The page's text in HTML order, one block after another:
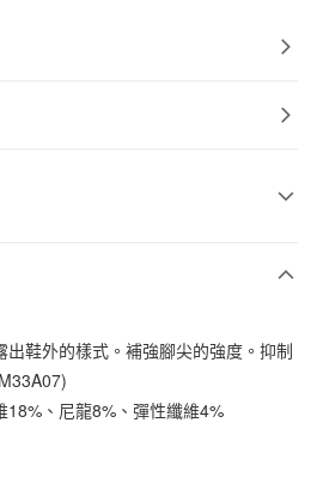
第一商業銀行
鞋外的樣式。補強腳尖的強度。抑制
、尼龍8%、彈性纖維4%